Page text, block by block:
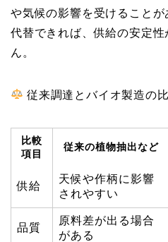
や気候の影響を受けること
代替できれば、供給の安定
ん。
従来調達とバイオ製造の
比較
項目
従来の植物抽出など
供給
天候や作柄に影響
されやすい
品質
原料差が出る場合
がある